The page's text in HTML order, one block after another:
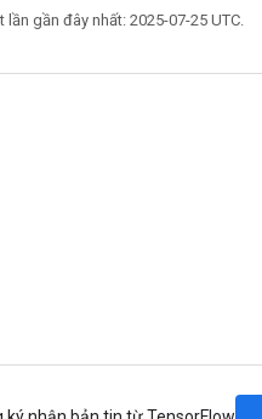
lần gần đây nhất: 2025-07-25 UTC.